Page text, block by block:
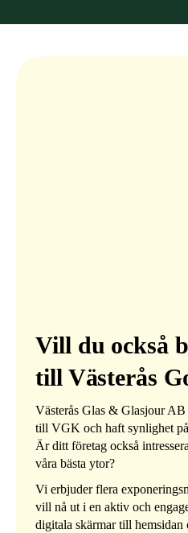
Vill du också
till Västerås
Västerås Glas & Glasjour
till VGK och haft synlighet
Är ditt företag också
våra bästa ytor?
Vi erbjuder flera
vill nå ut i en aktiv och
digitala skärmar till hemsidan